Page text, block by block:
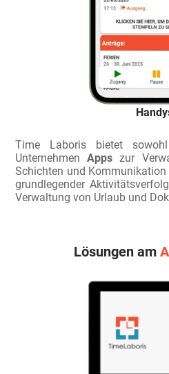
Time Laboris bietet
UnternehmenApps zur
Schichten und Kommunikation
grundlegender
Verwaltung von Urlaub und
Lösungen am